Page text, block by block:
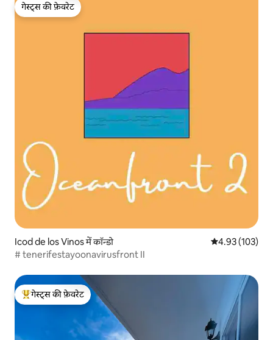
गेस्ट्स की फ़ेवरेट
गेस्ट्स की फ़ेवरेट
Icod de los Vinos में कॉन्डो औसत रेटिंग 5 में से
4.93 (103)
# tenerifestayoonavirusfront II
गेस्ट्स का टॉप फ़ेवरेट
गेस्ट्स की फ़ेवरेट